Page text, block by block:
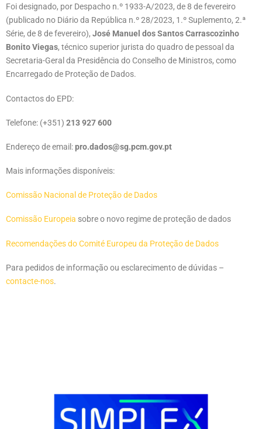
Foi designado, por Despacho n.º 1933-A/2023, de 8 de fevereiro
(publicado no Diário da República n.º 28/2023, 1.º Suplemento, 2.ª
Série, de 8 de fevereiro), José Manuel dos Santos Carrascozinho
Bonito Viegas, técnico superior jurista do quadro de pessoal da
Secretaria-Geral da Presidência do Conselho de Ministros, como
Encarregado de Proteção de Dados.
Contactos do EPD:
Telefone: (+351) 213 927 600
Endereço de email:pro.dados@sg.pcm.gov.pt
Mais informações disponíveis:
Comissão Nacional de Proteção de Dados
Comissão Europeia sobre o novo regime de proteção de dados
Recomendações do Comité Europeu da Proteção de Dados
Para pedidos de informação ou esclarecimento de dúvidas –
contacte-nos.